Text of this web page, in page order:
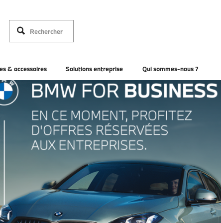
& accessoires Solutions entreprise Qui sommes-nous ?